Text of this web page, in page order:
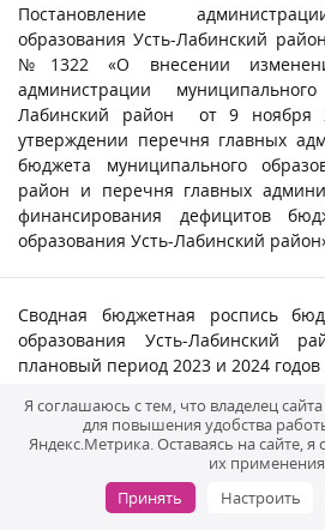
Постановление
образования Усть-Лабинский
№1322 «О внесении
администрации
Лабинский район от 9
утверждении перечня главных
бюджета муниципального
район и перечня главных
финансирования дефицитов
образования Усть-Лабинский
Сводная бюджетная роспись
образования Усть-Лабинский
плановый период 2023 и 2024 годов
Постановление
образования Усть-Лабинский
от 22 декабря 2021 г. №1303 «О
постановление
Я соглашаюсь с тем, что владелец
для повышения удобства
Яндекс.Метрика. Оставаясь на сайте, я
их
Принять
Настроить